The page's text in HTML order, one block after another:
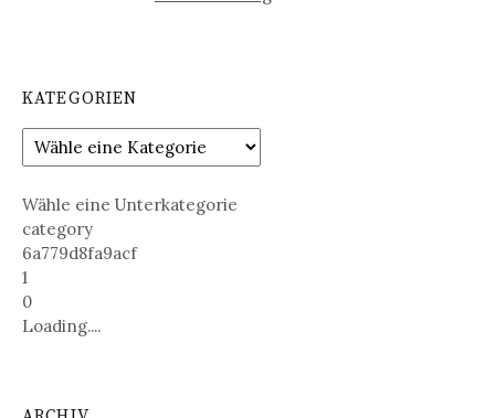
KATEGORIEN
Wähle eine Unterkategorie
category
6a779d8fa9acf
1
0
Loading....